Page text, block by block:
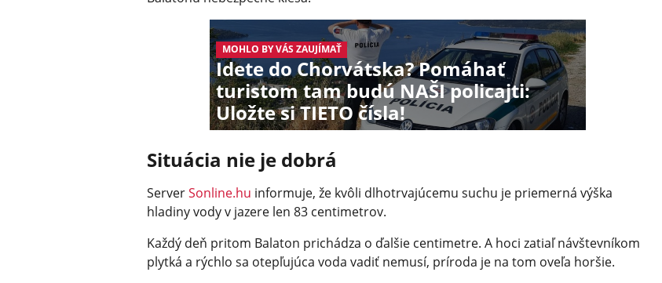
MOHLO BY VÁS ZAUJÍMAŤ
Idete do Chorvátska? Pomáhať
turistom tam budú NAŠI policajti:
Uložte si TIETO čísla!
Situácia nie je dobrá
ServerSonline.hu informuje, že kvôli dlhotrvajúcemu suchu je priemerná výška
hladiny vody v jazere len 83 centimetrov.
Každý deň pritom Balaton prichádza o ďalšie centimetre. A hoci zatiaľ návštevníkom
plytká a rýchlo sa otepľujúca voda vadiť nemusí, príroda je na tom oveľa horšie.